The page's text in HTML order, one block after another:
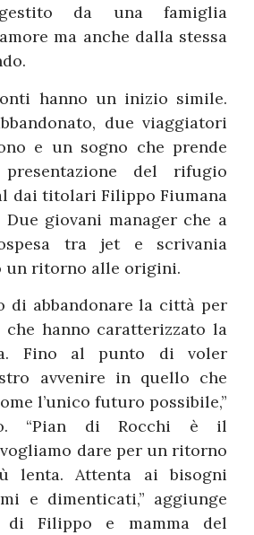
da una famiglia
ma anche dalla stessa
hanno un inizio simile.
due viaggiatori
e un sogno che prende
del rifugio
dai titolari Filippo Fiumana
giovani manager che a
tra jet e scrivania
un ritorno alle origini.
di abbandonare la città per
hanno caratterizzato la
Fino al punto di voler
avvenire in quello che
l’unico futuro possibile,”
“Pian di Rocchi è il
dare per un ritorno
lenta. Attenta ai bisogni
e dimenticati,” aggiunge
di Filippo e mamma del